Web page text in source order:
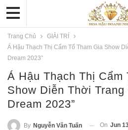
Trang Chủ
GIẢI TRÍ
Á Hậu Thạch Thị Cẩm Tố Tham Gia Show
Dream 2023”
Á Hậu Thạch Thị Cẩm
Show Diễn Thời Trang
Dream 2023”
By Nguyễn Văn Tuấn On Jun